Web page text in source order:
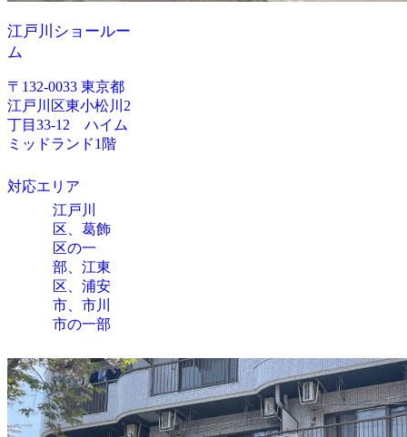
江戸川ショールー
ム
〒132-0033 東京都
江戸川区東小松川2
丁目33-12 ハイム
ミッドランド1階
対応エリア
江戸川
区、葛飾
区の一
部、江東
区、浦安
市、市川
市の一部